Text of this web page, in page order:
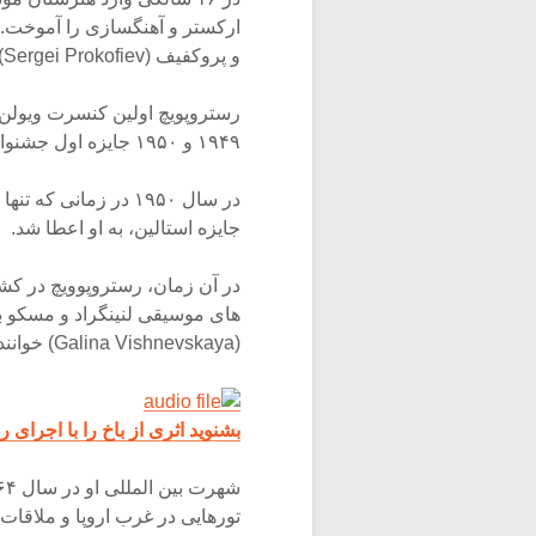
ارکستر و آهنگسازی را آموخت.
و پروکفیف (Sergei Prokofiev) اشاره نمود.
۱۹۴۹ و ۱۹۵۰ جایزه اول جشنواره بین المللی موسیقی پراگ و بوداپست را به خود اختصاص داد.
جایزه استالین، به او اعطا شد.
در آن زمان، رستروپوویچ در
(Galina Vishnevskaya) خواننده سوپرانو ازدواج کرد.
بشنوید اثری از باخ را با اجرای